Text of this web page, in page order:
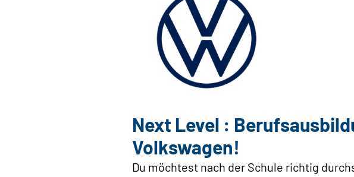
Next Level :
Volkswagen!
Du möchtest nach der Schule richtig